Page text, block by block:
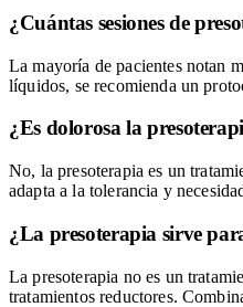
¿Cuántas sesiones de
La mayoría de pacientes notan
líquidos, se recomienda un
¿Es dolorosa la
No, la presoterapia es un
adapta a la tolerancia y
¿La presoterapia sirve
La presoterapia no es un
tratamientos reductores.